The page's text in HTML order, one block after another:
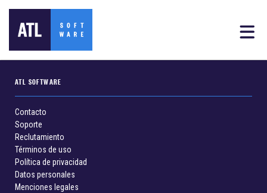
ATL SOFTWARE
Contacto
Soporte
Reclutamiento
Términos de uso
Política de privacidad
Datos personales
Menciones legales